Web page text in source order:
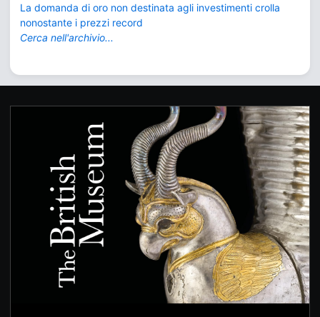
La domanda di oro non destinata agli investimenti crolla
nonostante i prezzi record
Cerca nell'archivio...